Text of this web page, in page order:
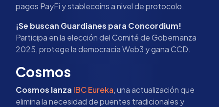
pagos PayFi y stablecoins a nivel de protocolo.
¡Se buscan Guardianes para Concordium!
Participa en la elección del Comité de Gobernanza
2025, protege la democracia Web3 y gana CCD.
Cosmos
Cosmos lanza IBC Eureka, una actualización que
elimina la necesidad de puentes tradicionales y